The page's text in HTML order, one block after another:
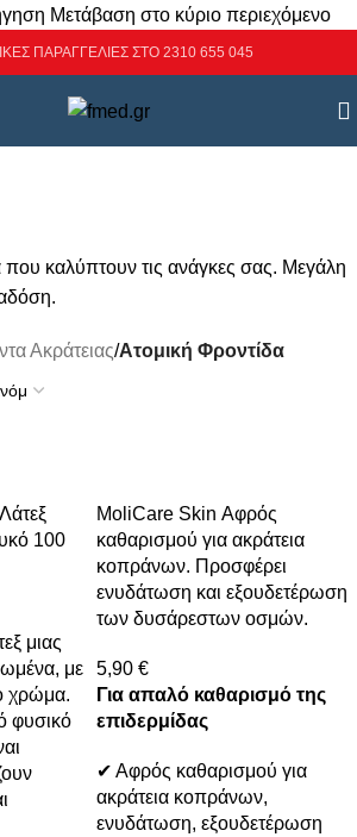
Μετάβαση στο κύριο περιεχόμενο
ΠΑΡΑΓΓΕΛΙΕΣ ΣΤΟ 2310 655 045
που καλύπτουν τις ανάγκες σας. Μεγάλη
Ακράτειας/Ατομική Φροντίδα
100
μιας
με
χρώμα.
φυσικό
MoliCare Skin Αφρός
καθαρισμού για ακράτεια
κοπράνων. Προσφέρει
ενυδάτωση και εξουδετέρωση
των δυσάρεστων οσμών.
5,90 €
Για απαλό καθαρισμό της
επιδερμίδας
✔ Αφρός καθαρισμού για
ακράτεια κοπράνων,
ενυδάτωση, εξουδετέρωση